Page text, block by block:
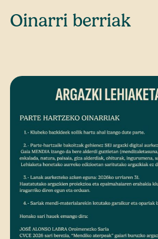
Oinarri berriak